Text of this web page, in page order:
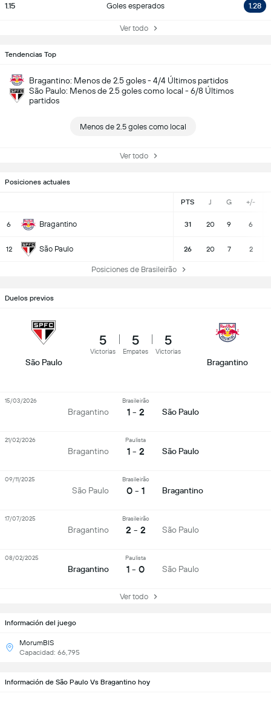
1.15 Goles esperados 1.28
Ver todo
Tendencias Top
Bragantino: Menos de 2.5 goles - 4/4 Últimos partidos
São Paulo: Menos de 2.5 goles como local - 6/8 Últimos
partidos
Menos de 2.5 goles como local
Ver todo
Posiciones actuales
PTS J G +/-
6 Bragantino 31 20 9 6
12 São Paulo 26 20 7 2
Posiciones de Brasileirão
Información del juego
MorumBIS
Capacidad: 66,795
Duelos previos
São Paulo
5
Victorias
5
Empates
5
Victorias
Bragantino
Bragantino
Brasileirão
1 - 2 São Paulo
15/03/2026
Bragantino
Paulista
1 - 2 São Paulo
21/02/2026
São Paulo
Brasileirão
0 - 1 Bragantino
09/11/2025
Bragantino
Brasileirão
2 - 2 São Paulo
17/07/2025
Bragantino
Paulista
1 - 0 São Paulo
08/02/2025
Ver todo
Información de São Paulo Vs Bragantino hoy